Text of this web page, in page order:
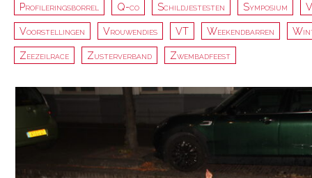
Profileringsborrel Q-co Schildjestesten Symposium
Voorstellingen Vrouwendies VT Weekendbarren
Zeezeilrace Zusterverband Zwembadfeest